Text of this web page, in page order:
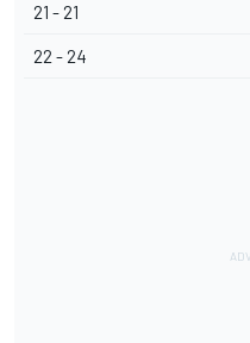
21 - 21
22 - 24